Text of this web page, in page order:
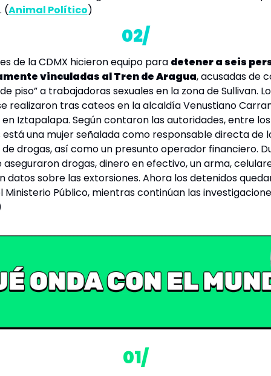
. (Animal Político)
02/
de la CDMX hicieron equipo para detener a seis
vinculadas al Tren de Aragua, acusadas de
piso” a trabajadoras sexuales en la zona de Sullivan.
realizaron tras cateos en la alcaldía Venustiano
Iztapalapa. Según contaron las autoridades, entre los
una mujer señalada como responsable directa de
drogas, así como un presunto operador financiero.
aseguraron drogas, dinero en efectivo, un arma,
datos sobre las extorsiones. Ahora los detenidos
Ministerio Público, mientras continúan las
01/